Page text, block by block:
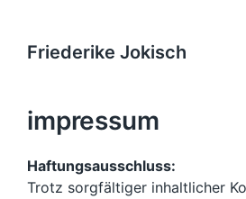
Friederike Jokisch
impressum
Haftungsausschluss:
Trotz sorgfältiger inhaltlicher